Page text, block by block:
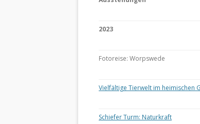
2023
Fotoreise: Worpswede
Vielfältige Tierwelt im heimischen
Schiefer Turm: Naturkraft